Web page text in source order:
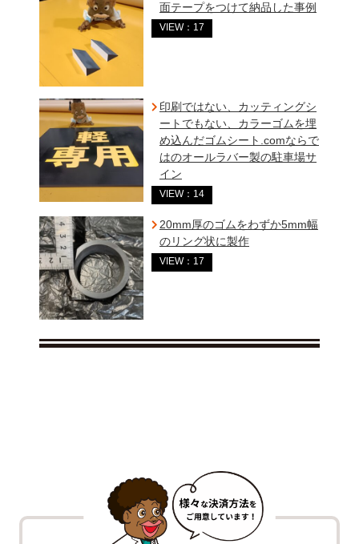
面テープをつけて納品した事例
VIEW：17
印刷ではない、カッティングシ
ートでもない、カラーゴムを埋
め込んだゴムシート.comならで
はのオールラバー製の駐車場サ
イン
VIEW：14
20mm厚のゴムをわずか5mm幅
のリング状に製作
VIEW：17